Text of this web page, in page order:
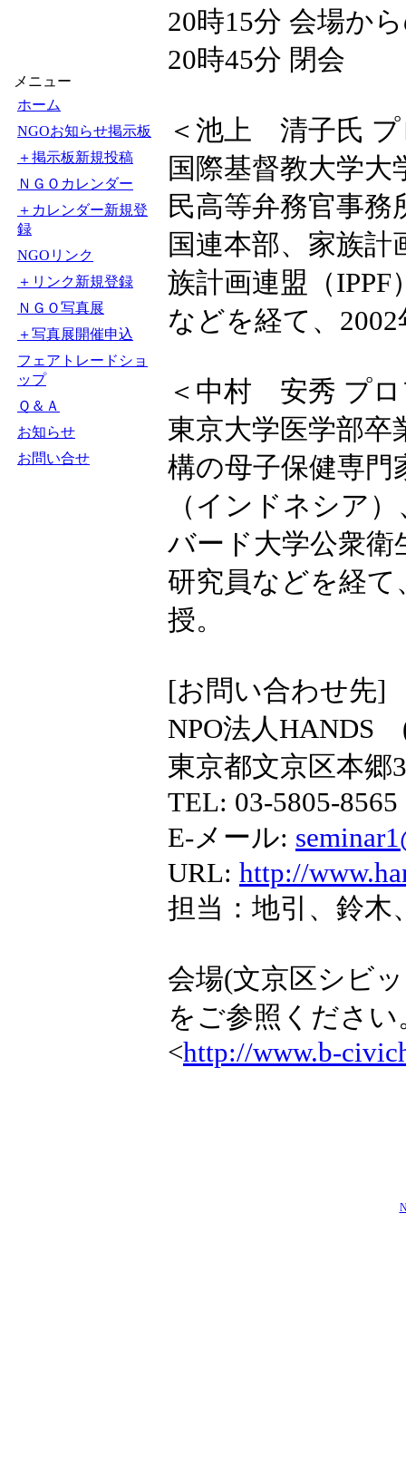
メニュー
ホーム
NGOお知らせ掲示板
＋掲示板新規投稿
ＮＧＯカレンダー
＋カレンダー新規登
録
NGOリンク
＋リンク新規登録
ＮＧＯ写真展
＋写真展開催申込
フェアトレードショ
ップ
Ｑ＆Ａ
お知らせ
お問い合せ
20時15分 会場か
20時45分 閉会
＜池上 清子氏
国際基督教大学
民高等弁務官事務
国連本部、家族計
族計画連盟（IPPF
などを経て、
＜中村 安秀 プ
東京大学医学部卒
構の母子保健専門
（インドネシア
バード大学公衆衛
研究員などを経て
授。
[お問い合わせ先]
NPO法人HANDS
東京都文京区本
TEL: 03-5805-
E-メール:
URL: http://
担当：地引、鈴木
会場(文京区シビ
をご参照ください
<http://www.b-